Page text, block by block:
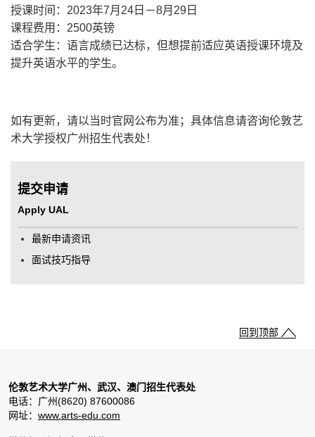
授课时间：2023年7月24日－8月29日
课程费用：2500英镑
适合学生：语言成绩已达标，但想提前适应英语授课环境及
提升英语水平的学生。
如有更新，请以当时官网公布为准；具体信息请咨询伦敦艺
术大学授权广州招生代表处！
提交申请
Apply UAL
最新申请资讯
面试技巧指导
回到顶部
伦敦艺术大学广州、武汉、澳门招生代表处
电话：广州(8620) 87600086
网址： www.arts-edu.com